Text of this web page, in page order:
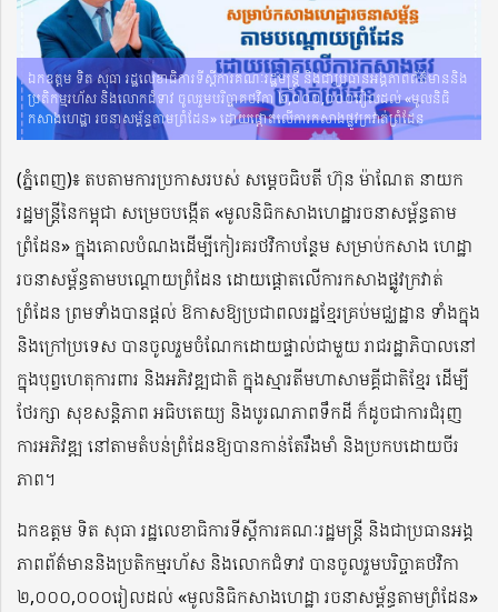
ឯកឧត្តម ទិត សុធា រដ្ឋលេខាធិការទីស្តីការគណៈរដ្ឋមន្ត្រី និងជាប្រធានអង្គភាពព័ត៌មាននិង
ប្រតិកម្មរហ័ស និងលោកជំទាវ ចូលរួមបរិច្ចាគថវិកា ២,០០០,០០០រៀលដល់ «មូលនិធិ
កសាងហេដ្ឋា រចនាសម្ព័ន្ធតាមព្រំដែន» ដោយផ្ដោតលើការកសាងផ្លូវក្រវាត់ព្រំដែន
(ភ្នំពេញ)៖ តបតាមការប្រកាសរបស់ សម្តេចធិបតី ហ៊ុន ម៉ាណែត នាយក
រដ្ឋមន្រ្តីនៃកម្ពុជា សម្រេចបង្កើត «មូលនិធិកសាងហេដ្ឋារចនាសម្ព័ន្ធតាម
ព្រំដែន» ក្នុងគោលបំណងដើម្បីកៀរគរថវិកាបន្ថែម សម្រាប់កសាង ហេដ្ឋា
រចនាសម្ព័ន្ធតាមបណ្ដោយព្រំដែន ដោយផ្ដោតលើការកសាងផ្លូវក្រវាត់
ព្រំដែន ព្រមទាំងបានផ្តល់ ឱកាសឱ្យប្រជាពលរដ្ឋខ្មែរគ្រប់មជ្ឈដ្ឋាន ទាំងក្នុង
និងក្រៅប្រទេស បានចូលរួមចំណែកដោយផ្ទាល់ជាមួយ រាជរដ្ឋាភិបាលនៅ
ក្នុងបុព្វហេតុការពារ និងអភិវឌ្ឍជាតិ ក្នុងស្មារតីមហាសាមគ្គីជាតិខ្មែរ ដើម្បី
ថែរក្សា សុខសន្តិភាព អធិបតេយ្យ និងបូរណភាពទឹកដី ក៏ដូចជាការជំរុញ
ការអភិវឌ្ឍ នៅតាមតំបន់ព្រំដែនឱ្យបានកាន់តែរឹងមាំ និងប្រកបដោយចីរ
ភាព។
ឯកឧត្តម ទិត សុធា រដ្ឋលេខាធិការទីស្តីការគណៈរដ្ឋមន្ត្រី និងជាប្រធានអង្គ
ភាពព័ត៌មាននិងប្រតិកម្មរហ័ស និងលោកជំទាវ បានចូលរួមបរិច្ចាគថវិកា
២,០០០,០០០រៀលដល់ «មូលនិធិកសាងហេដ្ឋា រចនាសម្ព័ន្ធតាមព្រំដែន»